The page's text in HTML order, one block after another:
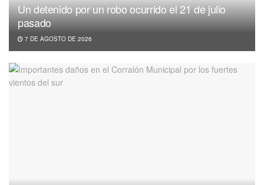
Un detenido por un robo ocurrido el 21 de julio
pasado
7 DE AGOSTO DE 2026